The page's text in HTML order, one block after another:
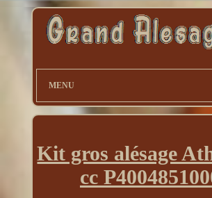
MENU
Kit gros alésage
cc